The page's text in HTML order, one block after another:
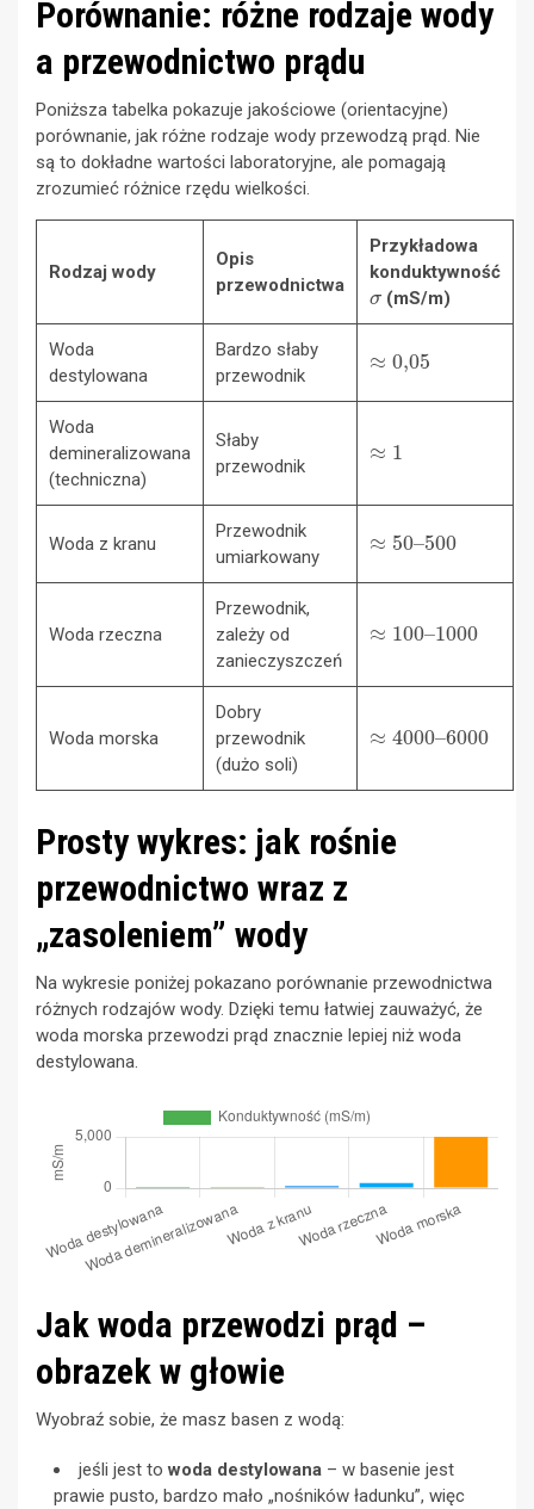
Porównanie: różne rodzaje wody
a przewodnictwo prądu
Poniższa tabelka pokazuje jakościowe (orientacyjne)
porównanie, jak różne rodzaje wody przewodzą prąd. Nie
są to dokładne wartości laboratoryjne, ale pomagają
zrozumieć różnice rzędu wielkości.
Rodzaj wody
Opis
przewodnictwa
Przykładowa
konduktywność
σ
(mS/m)
Woda
destylowana
Bardzo słaby
przewodnik
,05
Woda
demineralizowana
(techniczna)
Słaby
przewodnik
Woda z kranu
Przewodnik
umiarkowany
50– 500
Woda rzeczna
Przewodnik,
zależy od
zanieczyszczeń
100–
1000
Woda morska
Dobry
przewodnik
(dużo soli)
4000–
6000
Prosty wykres: jak rośnie
przewodnictwo wraz z
„zasoleniem” wody
Na wykresie poniżej pokazano porównanie przewodnictwa
różnych rodzajów wody. Dzięki temu łatwiej zauważyć, że
woda morska przewodzi prąd znacznie lepiej niż woda
destylowana.
Jak woda przewodzi prąd –
obrazek w głowie
Wyobraź sobie, że masz basen z wodą:
jeśli jest towoda destylowana – w basenie jest
prawie pusto, bardzo mało „nośników ładunku”, więc